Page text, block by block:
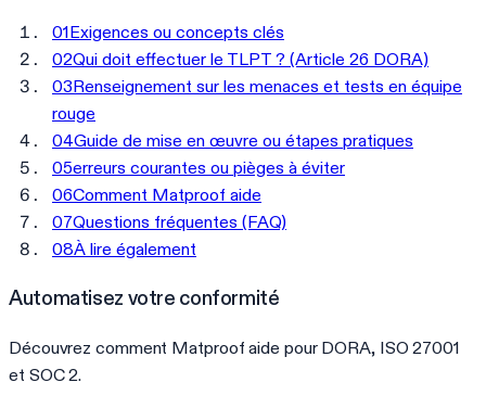
01Exigences ou concepts clés
02Qui doit effectuer le TLPT ? (Article 26 DORA)
03Renseignement sur les menaces et tests en équipe
rouge
04Guide de mise en œuvre ou étapes pratiques
05erreurs courantes ou pièges à éviter
06Comment Matproof aide
07Questions fréquentes (FAQ)
08À lire également
Automatisez votre conformité
Découvrez comment Matproof aide pour DORA, ISO 27001
et SOC 2.